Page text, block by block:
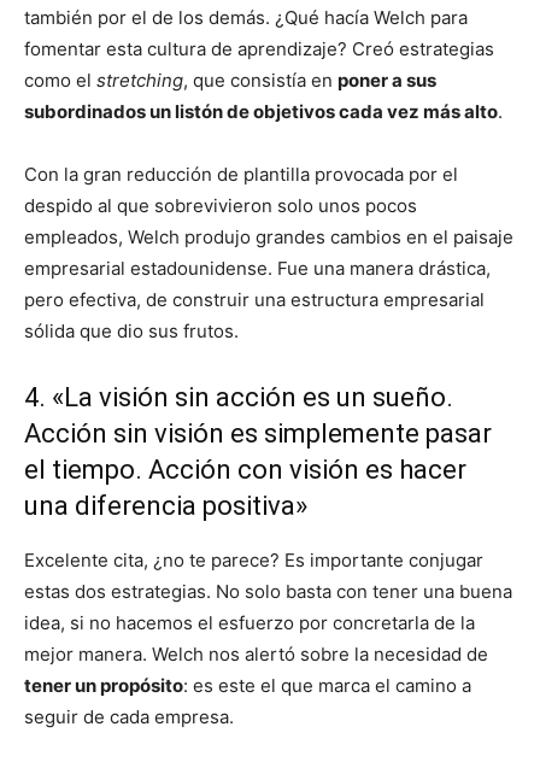
también por el de los demás. ¿Qué hacía Welch para
fomentar esta cultura de aprendizaje? Creó estrategias
como el stretching, que consistía en poner a sus
subordinados un listón de objetivos cada vez más alto.
Con la gran reducción de plantilla provocada por el
despido al que sobrevivieron solo unos pocos
empleados, Welch produjo grandes cambios en el paisaje
empresarial estadounidense. Fue una manera drástica,
pero efectiva, de construir una estructura empresarial
sólida que dio sus frutos.
4. «La visión sin acción es un sueño.
Acción sin visión es simplemente pasar
el tiempo. Acción con visión es hacer
una diferencia positiva»
Excelente cita, ¿no te parece? Es importante conjugar
estas dos estrategias. No solo basta con tener una buena
idea, si no hacemos el esfuerzo por concretarla de la
mejor manera. Welch nos alertó sobre la necesidad de
tener un propósito: es este el que marca el camino a
seguir de cada empresa.